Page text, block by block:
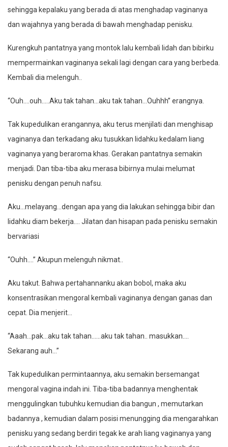
sehingga kepalaku yang berada di atas menghadap vaginanya
dan wajahnya yang berada di bawah menghadap penisku.
Kurengkuh pantatnya yang montok lalu kembali lidah dan bibirku
mempermainkan vaginanya sekali lagi dengan cara yang berbeda.
Kembali dia melenguh..
“Ouh….ouh…..Aku tak tahan…aku tak tahan…Ouhhh” erangnya.
Tak kupedulikan erangannya, aku terus menjilati dan menghisap
vaginanya dan terkadang aku tusukkan lidahku kedalam liang
vaginanya yang beraroma khas. Gerakan pantatnya semakin
menjadi. Dan tiba-tiba aku merasa bibirnya mulai melumat
penisku dengan penuh nafsu.
Aku…melayang…dengan apa yang dia lakukan sehingga bibir dan
lidahku diam bekerja…. Jilatan dan hisapan pada penisku semakin
bervariasi
“Ouhh….” Akupun melenguh nikmat..
Aku takut. Bahwa pertahannanku akan bobol, maka aku
konsentrasikan mengoral kembali vaginanya dengan ganas dan
cepat. Dia menjerit…
“Aaah…pak…aku tak tahan……aku tak tahan.. masukkan….
Sekarang auh…”
Tak kupedulikan permintaannya, aku semakin bersemangat
mengoral vagina indah ini. Tiba-tiba badannya menghentak
menggulingkan tubuhku kemudian dia bangun , memutarkan
badannya , kemudian dalam posisi menungging dia mengarahkan
penisku yang sedang berdiri tegak ke arah liang vaginanya yang